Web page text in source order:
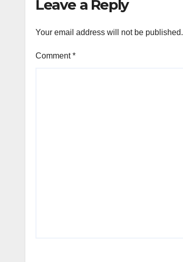
Leave a Reply
Your email address will not be published.
Comment*